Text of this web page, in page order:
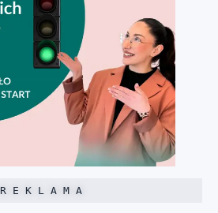
R E K L A M A